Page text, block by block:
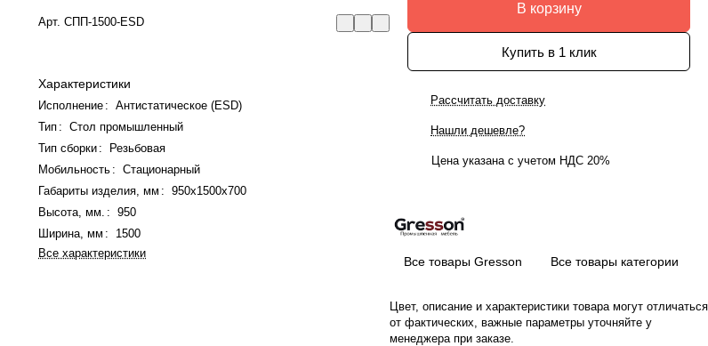
Арт.СПП-1500-ESD
Характеристики
Исполнение :
Антистатическое (ESD)
Тип :
Стол промышленный
Тип сборки:
Резьбовая
Мобильность :
Стационарный
Габариты изделия, мм :
950x1500x700
Высота, мм. :
950
Ширина, мм :
1500
Все характеристики
В корзину
Купить в 1 клик
Рассчитать доставку
Нашли дешевле?
Цена указана с учетом НДС 20%
Все товары Gresson Все товары категории
Цвет, описание и характеристики товара могут отличаться
от фактических, важные параметры уточняйте у
менеджера при заказе.